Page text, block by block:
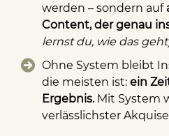
werden – sondern auf
Content, der genau
lernst du, wie das
Ohne System bleibt
die meisten ist: ein
Ergebnis.Mit System
verlässlichster